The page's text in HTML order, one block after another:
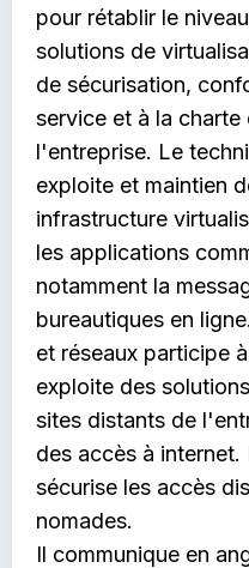
pour rétablir le
solutions de
de sécurisation,
service et à la charte
l'entreprise. Le
exploite et maintien
infrastructure
les applications
notamment la
bureautiques en
et réseaux participe
exploite des
sites distants de
des accès à
sécurise les accès
nomades.
Il communique en